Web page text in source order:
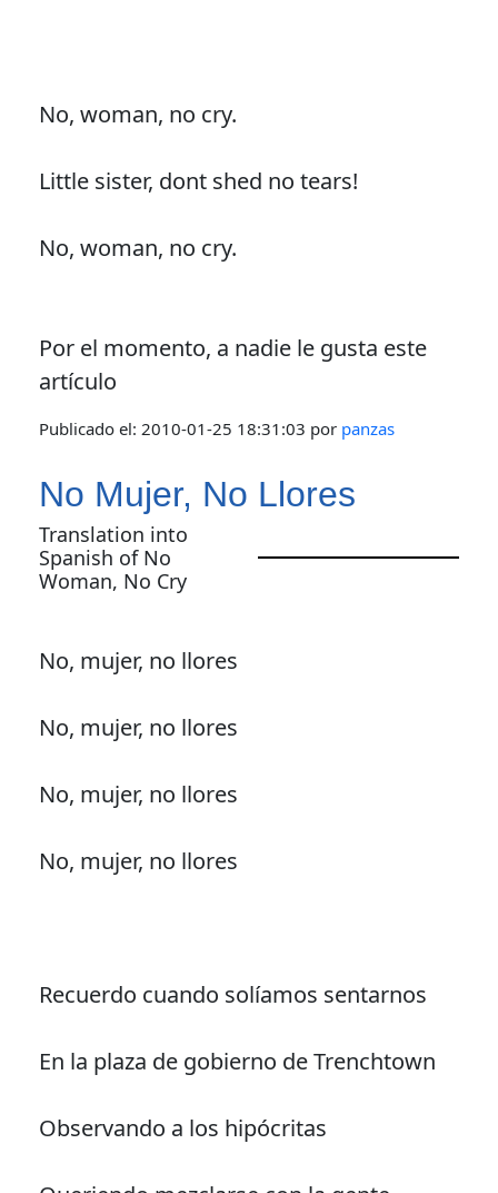
No, woman, no cry.
Little sister, dont shed no tears!
No, woman, no cry.
Por el momento, a nadie le gusta este
artículo
Publicado el: 2010-01-25 18:31:03 por panzas
No Mujer, No Llores
Translation into
Spanish of No
Woman, No Cry
No, mujer, no llores
No, mujer, no llores
No, mujer, no llores
No, mujer, no llores
Recuerdo cuando solíamos sentarnos
En la plaza de gobierno de Trenchtown
Observando a los hipócritas